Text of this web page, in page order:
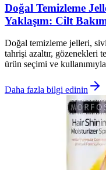
Doğal Temizleme
Yaklaşım: Cilt
Doğal temizleme jelleri,
tahrişi azaltır, gözenekleri
ürün seçimi ve
Daha fazla bilgi edinin